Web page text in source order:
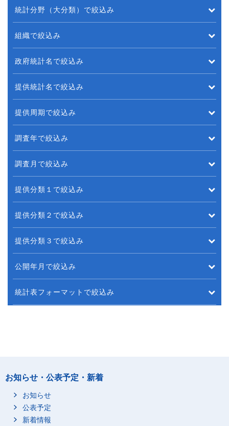
統計分野（大分類）で絞込み
組織で絞込み
政府統計名で絞込み
提供統計名で絞込み
提供周期で絞込み
調査年で絞込み
調査月で絞込み
提供分類１で絞込み
提供分類２で絞込み
提供分類３で絞込み
公開年月で絞込み
統計表フォーマットで絞込み
お知らせ・公表予定・新着
お知らせ
公表予定
新着情報